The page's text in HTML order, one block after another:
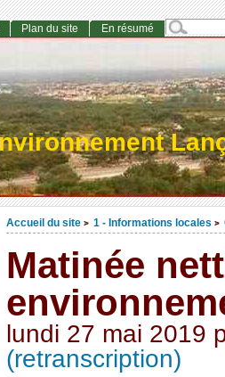
Accueil du site > 1 - Informations locales >
Matinée
lundi 27 mai 2019
(retranscription)
Plan du site En résumé